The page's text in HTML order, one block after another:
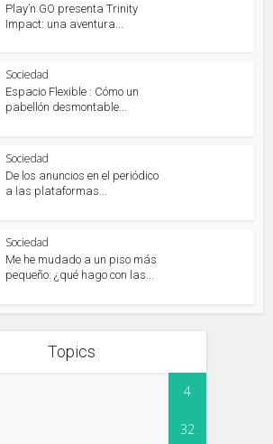
Play’n GO presenta Trinity
Impact: una aventura...
Sociedad
Espacio Flexible : Cómo un
pabellón desmontable...
Sociedad
De los anuncios en el periódico
a las plataformas...
Sociedad
Me he mudado a un piso más
pequeño: ¿qué hago con las...
Topics
4
32